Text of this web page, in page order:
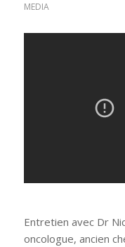
MEDIA
Entretien avec Dr
oncologue, ancien